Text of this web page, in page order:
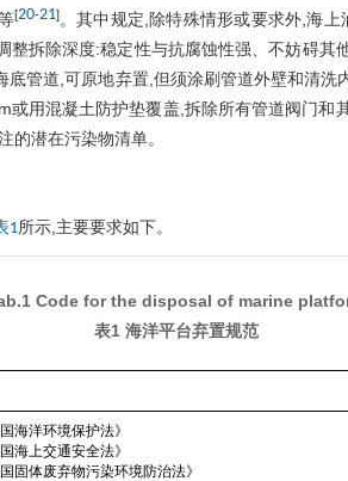
[20-21]。其中规定,除特殊情形或要求外,海
整拆除深度:稳定性与抗腐蚀性强、不妨碍其
底管道,可原地弃置,但须涂刷管道外壁和清洗
或用混凝土防护垫覆盖,拆除所有管道阀门和
的潜在污染物清单。
1所示,主要要求如下。
Code for the disposal of marine
表1 海洋平台弃置规范
海洋环境保护法》
海上交通安全法》
固体废弃物污染环境防治法》